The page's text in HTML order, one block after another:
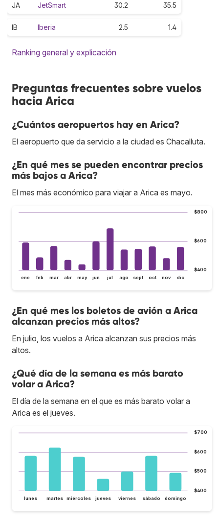
JA JetSmart 30.2 35.5
IB Iberia 2.5 1.4
Ranking general y explicación
Preguntas frecuentes sobre vuelos
hacia Arica
¿Cuántos aeropuertos hay en Arica?
El aeropuerto que da servicio a la ciudad es Chacalluta.
¿En qué mes se pueden encontrar precios
más bajos a Arica?
El mes más económico para viajar a Arica es mayo.
$400
$600
$800
ene feb mar abr may jun jul ago sept oct nov dic
¿En qué mes los boletos de avión a Arica
alcanzan precios más altos?
En julio, los vuelos a Arica alcanzan sus precios más
altos.
¿Qué día de la semana es más barato
volar a Arica?
El día de la semana en el que es más barato volar a
Arica es el jueves.
$400
$500
$600
$700
lunes martes miércoles jueves viernes sábado domingo